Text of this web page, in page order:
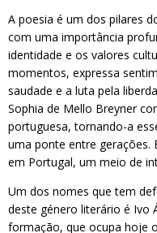
A poesia é um dos pilares
com uma importância
identidade e os valores
momentos, expressa
saudade e a luta pela
Sophia de Mello Breyner
portuguesa, tornando-a
uma ponte entre gerações.
em Portugal, um meio de
Um dos nomes que tem
deste género literário é Ivo
formação, que ocupa hoje